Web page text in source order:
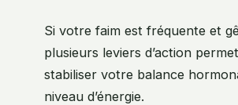
Si votre faim est fréquente et
plusieurs leviers d’action
stabiliser votre balance
niveau d’énergie.